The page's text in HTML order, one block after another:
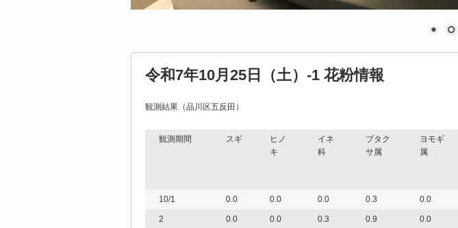
令和7年10月25日（土）-1 花粉情報
観測結果（品川区五反田）
観測期間 スギ
ヒノ
キ
イネ
科
ブタク
サ属
ヨモギ
属
10/1 0.0 0.0 0.0 0.3 0.0
2 0.0 0.0 0.3 0.9 0.0